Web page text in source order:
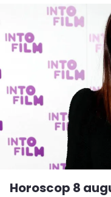
Horoscop 8